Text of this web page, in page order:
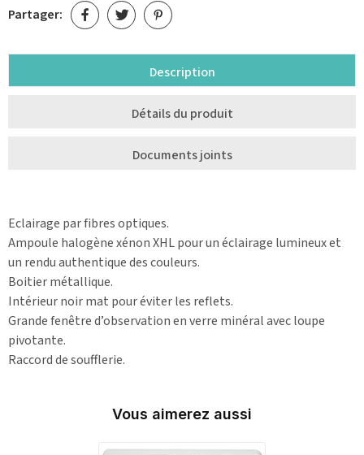
Partager:
Description
Détails du produit
Documents joints
Eclairage par fibres optiques.
Ampoule halogène xénon XHL pour un éclairage lumineux et
un rendu authentique des couleurs.
Boitier métallique.
Intérieur noir mat pour éviter les reflets.
Grande fenêtre d’observation en verre minéral avec loupe
pivotante.
Raccord de soufflerie.
Vous aimerez aussi